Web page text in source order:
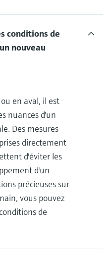
conditions de
nouveau
en aval, il est
nuances d'un
Des mesures
directement
d'éviter les
d'un
précieuses sur
vous pouvez
de